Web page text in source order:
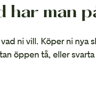
Efter
Film
har man
vad ni vill. Köper ni nya
öppen tå, eller